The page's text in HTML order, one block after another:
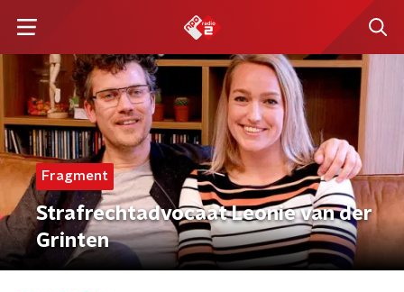
Fragment
Strafrechtadvocaat Leonie van der
Grinten